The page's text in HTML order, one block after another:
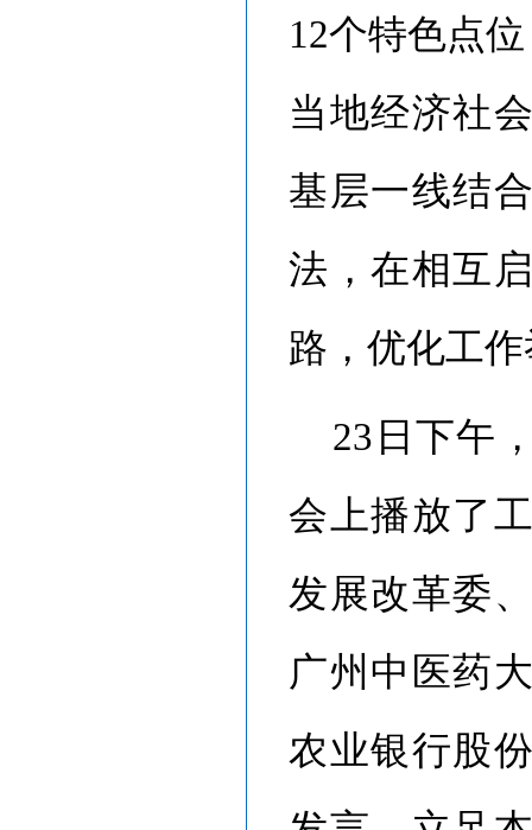
12个特色点
当地经济社
基层一线结
法，在相互
路，优化工
23日下午
会上播放了
发展改革委
广州中医药
农业银行股